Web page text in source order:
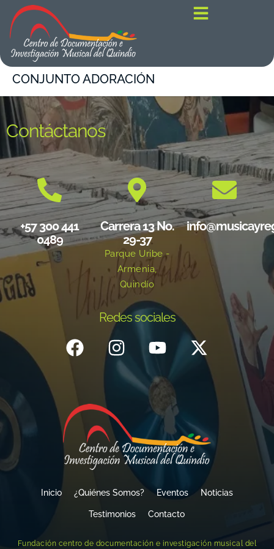
contenido
CONJUNTO ADORACIÓN
Contáctanos
+57 300 441
0489
Carrera 13 No.
29-37
Parque Uribe -
Armenia,
Quindío
Redes sociales
Inicio ¿Quiénes Somos? Eventos Noticias
Testimonios Contacto
Fundación centro de documentación e investigación musical del